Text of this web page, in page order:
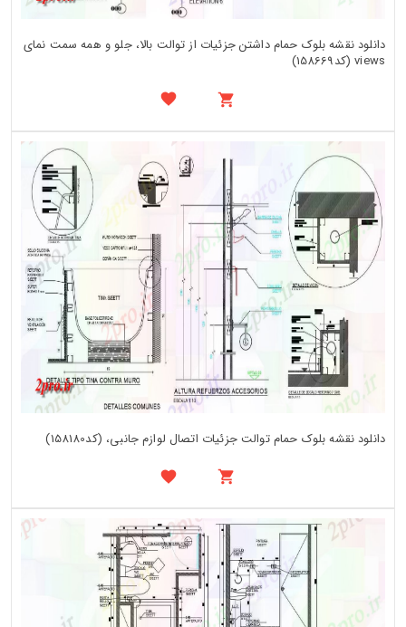
دانلود نقشه بلوک حمام داشتن جزئیات از توالت بالا، جلو و همه سمت نمای
views (کد158669)
دانلود نقشه بلوک حمام توالت جزئیات اتصال لوازم جانبی، (کد158180)